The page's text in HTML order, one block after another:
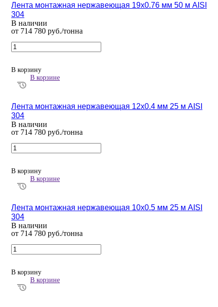
Лента монтажная нержавеющая 19х0.76 мм 50 м AISI
304
В наличии
от 714 780 руб./тонна
В корзину
В корзине
Лента монтажная нержавеющая 12х0.4 мм 25 м AISI
304
В наличии
от 714 780 руб./тонна
В корзину
В корзине
Лента монтажная нержавеющая 10х0.5 мм 25 м AISI
304
В наличии
от 714 780 руб./тонна
В корзину
В корзине